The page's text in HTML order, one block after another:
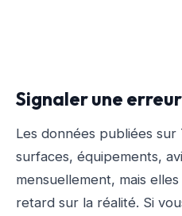
Signaler une
Les données publiées
surfaces, équipements,
mensuellement, mais
retard sur la réalité. Si